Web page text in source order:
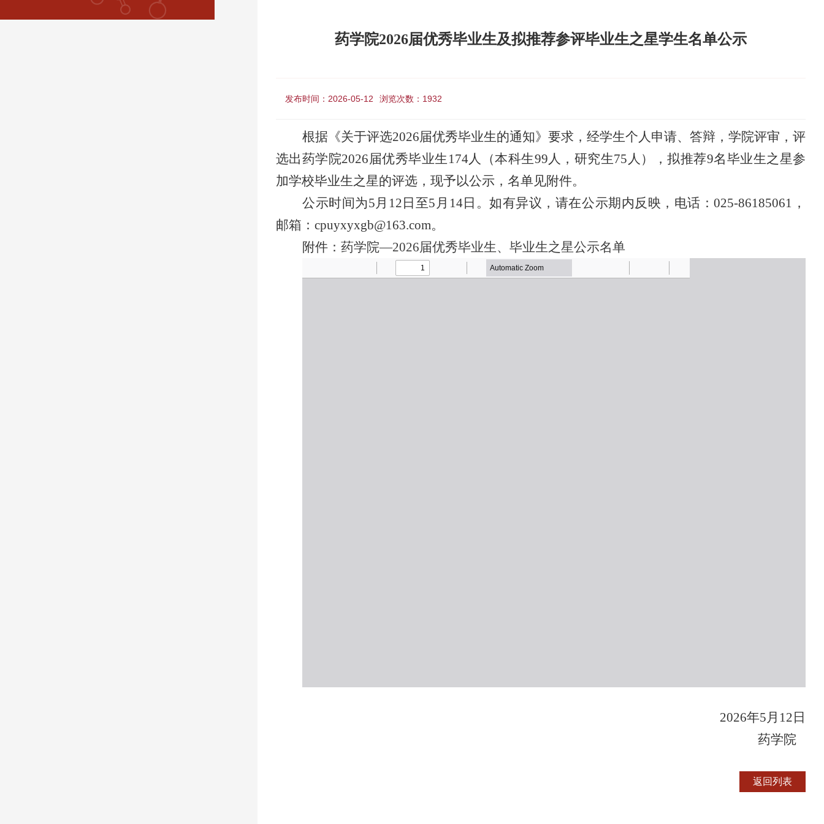
药学院2026届优秀毕业生及拟推荐参评毕业生之星学生名单公示
发布时间：2026-05-12 浏览次数： 1932
根据 《关于评选2026届优秀毕业生的通知》要求，经学生个人申请、 答辩， 学院评审，评
选出药学院2026届优秀毕业生 174人（本科生99人，研究生75 人） ，拟推荐9名毕业生之星参
加学校毕业生之星的评选， 现予以公示，名单见附件。
公示时间为5月 12 日至5 月 14日。如有异议，请在公示期内反映，电话：025-86185061 ，
邮箱： cpuyxyxgb@163.com。
附件： 药学院—2026届优秀毕业生、 毕业生之星公示名单
2026年5月 12 日
药学院